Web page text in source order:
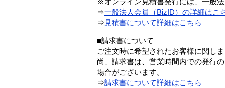
※オンライン見積書発行には、一般
⇒一般法人会員（BizID）の詳細はこ
⇒ 見積書について詳細はこちら
■請求書について
ご注文時に希望されたお客様に関し
尚、請求書は、営業時間内での発行
場合がございます。
⇒請求書について詳細はこちら